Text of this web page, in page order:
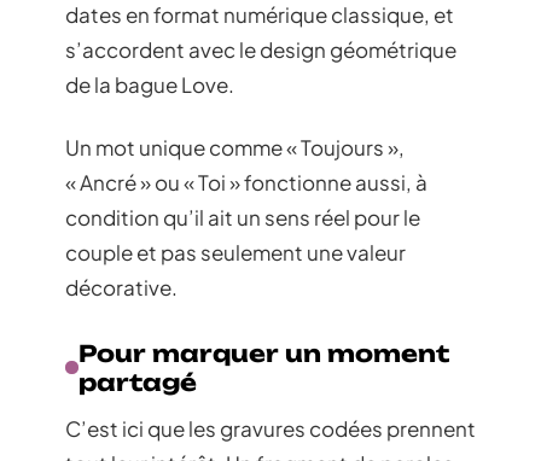
dates en format numérique classique, et
s’accordent avec le design géométrique
de la bague Love.
Un mot unique comme « Toujours »,
« Ancré » ou « Toi » fonctionne aussi, à
condition qu’il ait un sens réel pour le
couple et pas seulement une valeur
décorative.
Pour marquer un moment
partagé
C’est ici que les gravures codées prennent